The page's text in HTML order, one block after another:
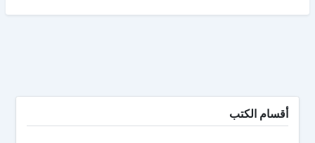
أقسام الكتب